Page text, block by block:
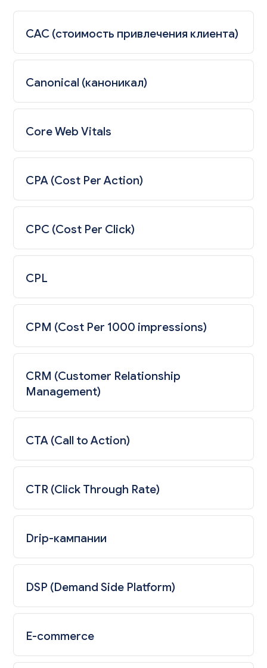
CAC (стоимость привлечения клиента)
Canonical (каноникал)
Core Web Vitals
CPA (Cost Per Action)
CPC (Cost Per Click)
CPL
CPM (Cost Per 1000 impressions)
CRM (Customer Relationship
Management)
CTA (Call to Action)
CTR (Click Through Rate)
Drip-кампании
DSP (Demand Side Platform)
E-commerce